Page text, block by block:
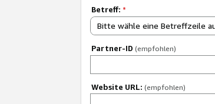
Betreff: *
Bitte wähle eine Betreffzeile
Partner-ID (empfohlen)
Website URL: (empfohlen)